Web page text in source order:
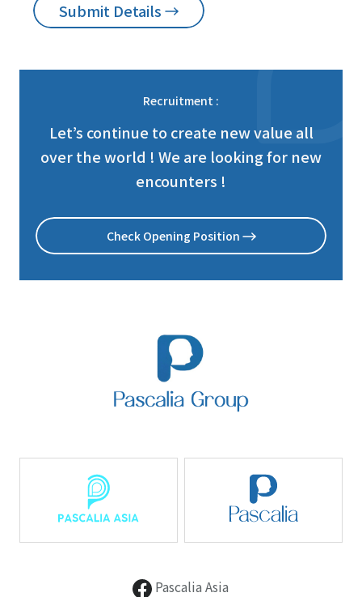
Submit Details
Recruitment :
Let’s continue to create new value all
over the world ! We are looking for new
encounters !
Check Opening Position
Pascalia Asia